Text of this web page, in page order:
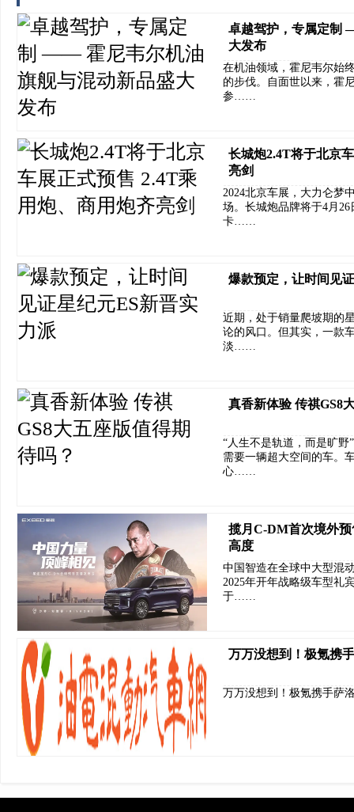
卓越驾护，专属定制
大发布
在机油领域，霍尼韦尔始
的步伐。自面世以来，霍
参……
长城炮2.4T将于北京
亮剑
2024北京车展，大力仑梦
场。长城炮品牌将于4月
卡……
爆款预定，让时间见
近期，处于销量爬坡期的
论的风口。但其实，一款
淡……
真香新体验 传祺GS8
“人生不是轨道，而是旷
需要一辆超大空间的车。
心……
揽月C-DM首次境外
高度
中国智造在全球中大型混
2025年开年战略级车型礼
于……
万万没想到！极氪携
万万没想到！极氪携手萨